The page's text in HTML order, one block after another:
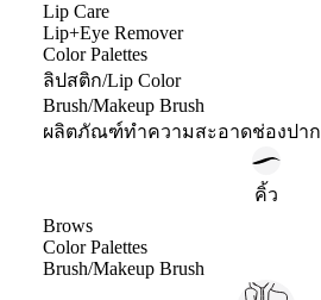
Lip Care
Lip+Eye Remover
Color Palettes
ลิปสติก/Lip Color
Brush/Makeup Brush
ผลิตภัณฑ์ทำความสะอาดช่องปาก
คิ้ว
Brows
Color Palettes
Brush/Makeup Brush